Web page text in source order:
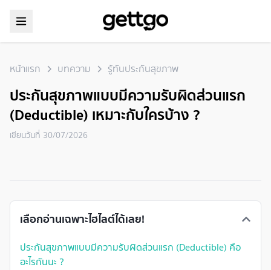
หน้าแรก บทความ รู้ทันประกันสุขภาพ
ประกันสุขภาพแบบมีความรับผิดส่วนแรก
(Deductible) เหมาะกับใครบ้าง ?
เขียนวันที่ 30/07/2026
เลือกอ่านเฉพาะไฮไลต์ได้เลย!
ประกันสุขภาพแบบมีความรับผิดส่วนแรก (Deductible) คือ
อะไรกันนะ ?